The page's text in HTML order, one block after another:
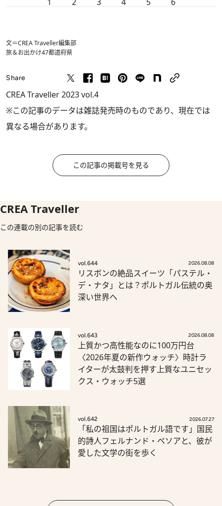
文＝CREA Traveller編集部
旅＆お出かけ47都道府県
Share
CREA Traveller 2023 vol.4
※この記事のデータは雑誌発売時のものであり、現在では
異なる場合があります。
この記事の掲載号を見る
CREA Traveller
この連載の別の記事を読む
vol.644 2026.08.08
リスボンの絶品スイーツ「パステル・
デ・ナタ」とは？ポルトガル伝統の奥
深い世界へ
vol.643 2026.08.08
上質かつ高性能なのに100万円台
〈2026年夏の新作ウォッチ〉時計ラ
イターが太鼓判を押す上質なユニセッ
クス・ウォッチ5選
vol.642 2026.07.27
「私の祖国はポルトガル語です」国民
的詩人フェルナンド・ペソアと、彼が
愛した文学の街を歩く